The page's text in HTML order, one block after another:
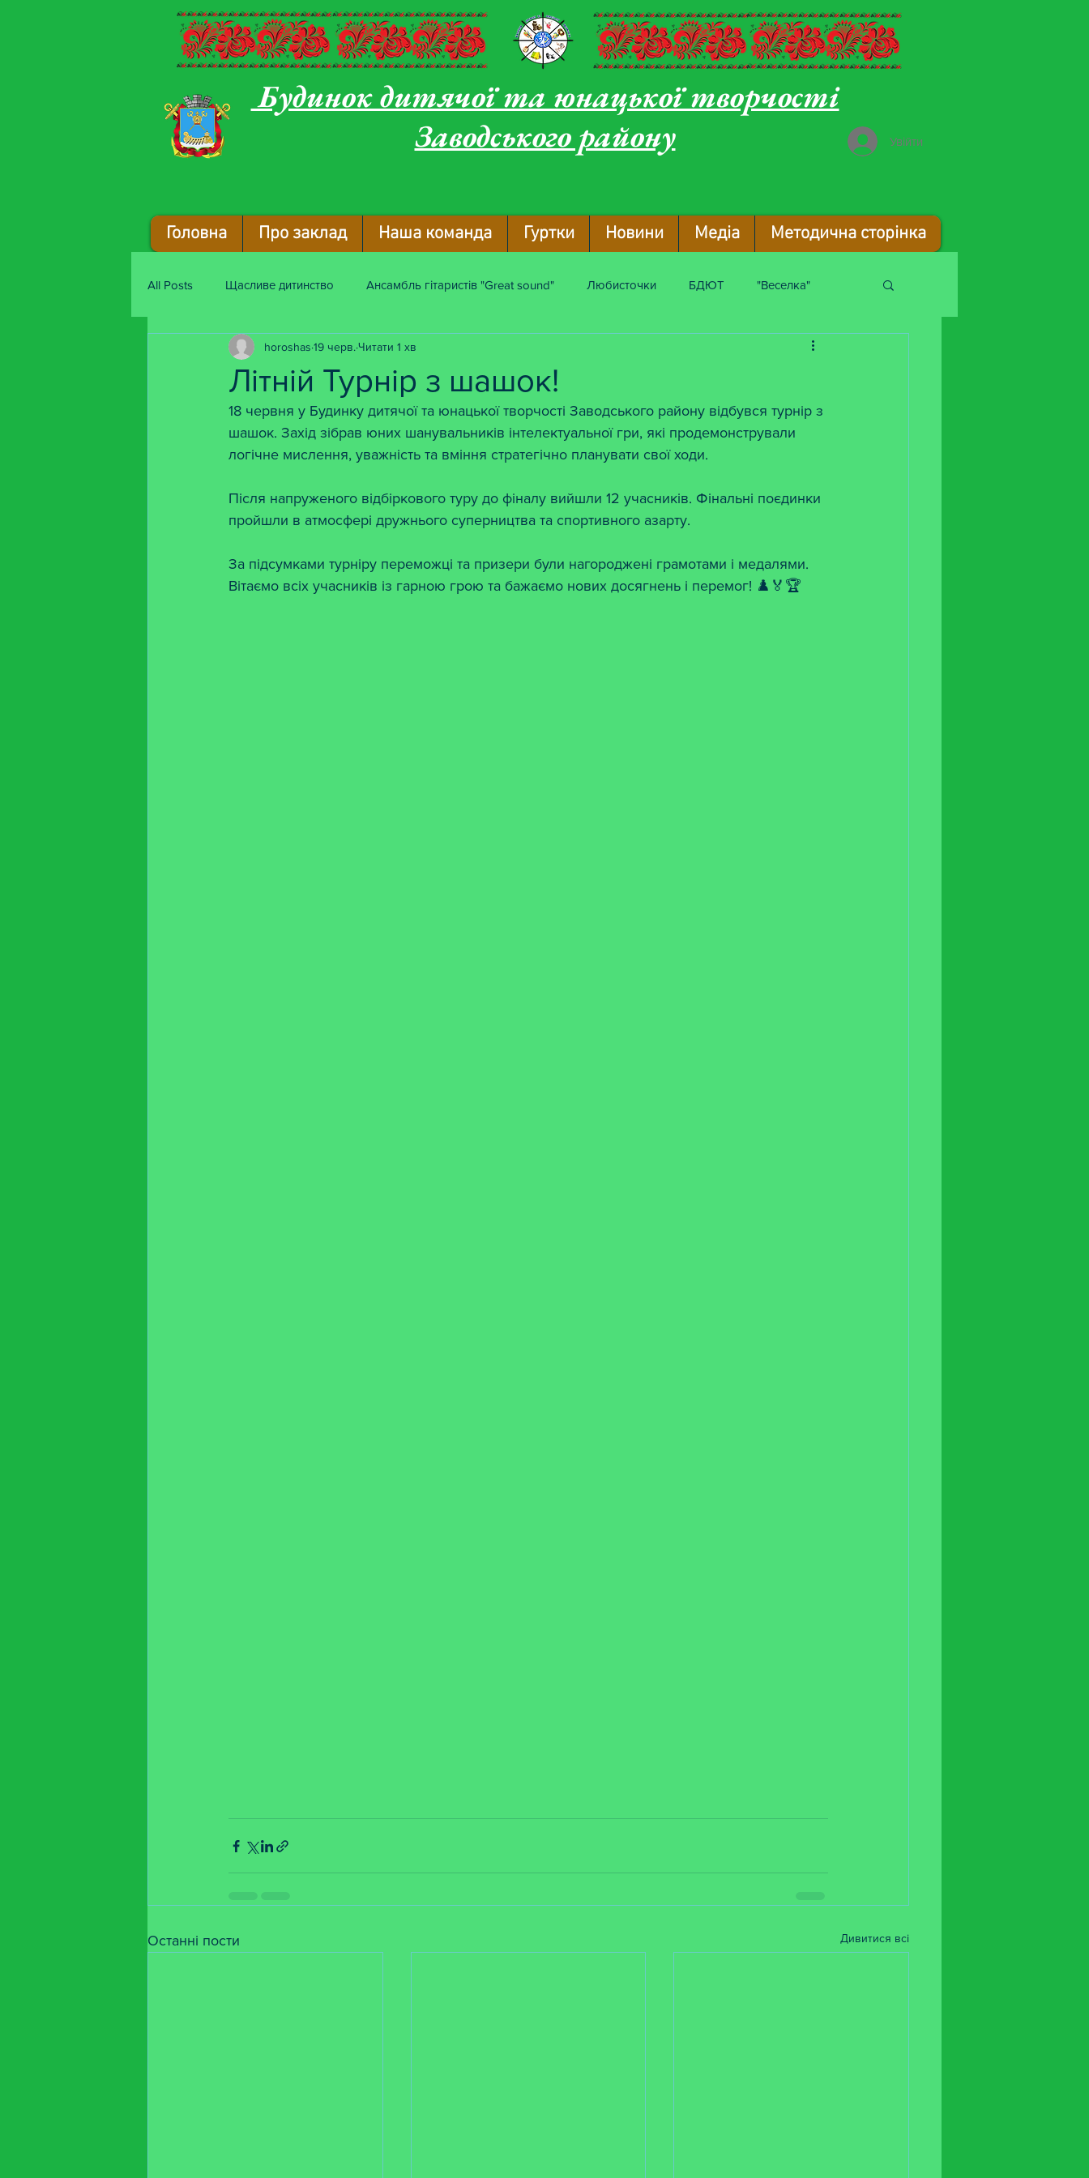
Будинок дитячої та юнацької творчості
Заводського району
Увійти
Головна Про заклад Наша команда Гуртки Новини Медіа Методична сторінка
All Posts Щасливе дитинство Ансамбль гітаристів "Great sound" Любисточки БДЮТ "Веселка"
Барвистий передзвін
Літній Турнір з шашок!
horoshas 19 черв. Читати 1 хв
18 червня у Будинку дитячої та юнацької творчості Заводського району відбувся турнір з
шашок. Захід зібрав юних шанувальників інтелектуальної гри, які продемонстрували
логічне мислення, уважність та вміння стратегічно планувати свої ходи.
Після напруженого відбіркового туру до фіналу вийшли 12 учасників. Фінальні поєдинки
пройшли в атмосфері дружнього суперництва та спортивного азарту.
За підсумками турніру переможці та призери були нагороджені грамотами і медалями.
Вітаємо всіх учасників із гарною грою та бажаємо нових досягнень і перемог! ♟️🏅🏆
Останні пости Дивитися всі